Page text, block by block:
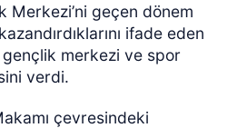
Merkezi’ni geçen dönem
ifade eden
merkezi ve spor
verdi.
çevresindeki